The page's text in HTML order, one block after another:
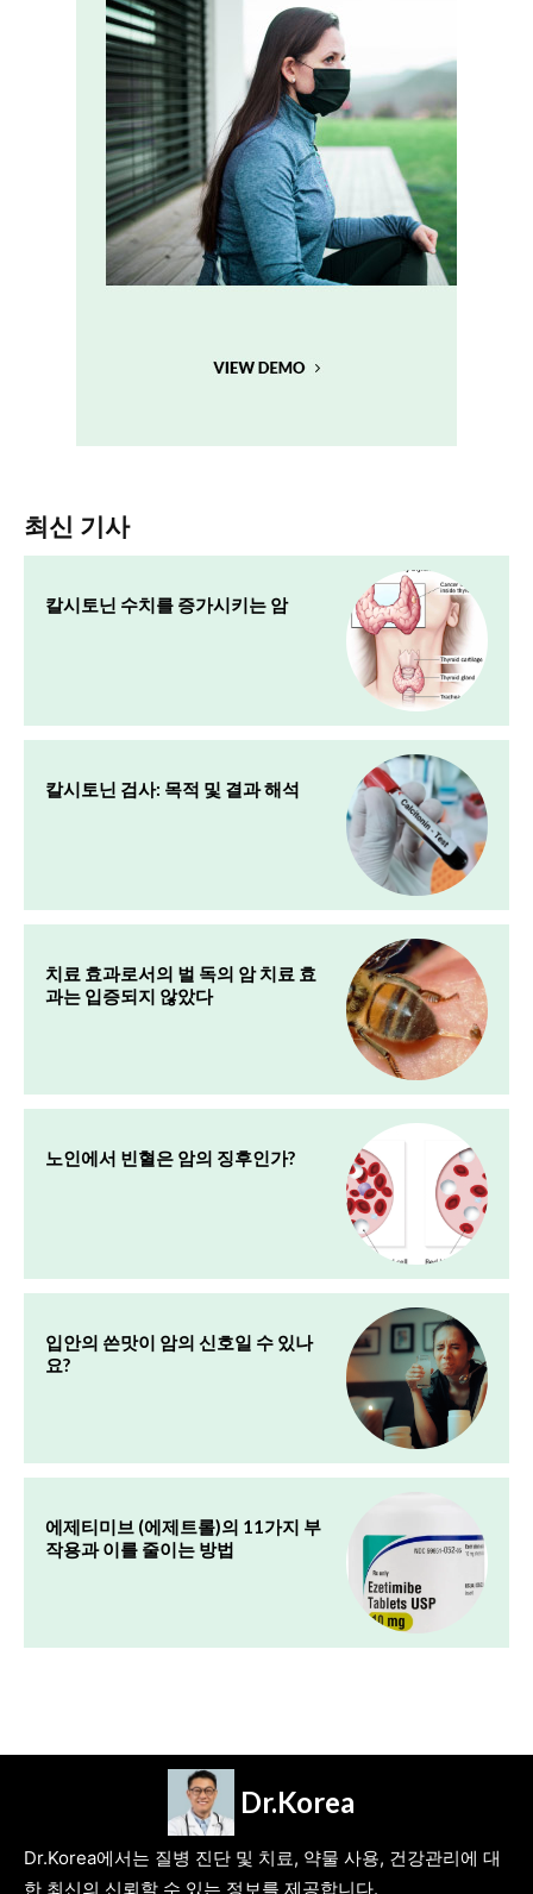
최신 기사
칼시토닌 수치를 증가시키는 암
칼시토닌 검사: 목적 및 결과 해석
치료 효과로서의 벌 독의 암 치료 효
과는 입증되지 않았다
노인에서 빈혈은 암의 징후인가?
입안의 쓴맛이 암의 신호일 수 있나
요?
에제티미브 (에제트롤)의 11가지 부
작용과 이를 줄이는 방법
Dr.Korea
Dr.Korea에서는 질병 진단 및 치료, 약물 사용, 건강관리에 대
한 최신의 신뢰할 수 있는 정보를 제공합니다.